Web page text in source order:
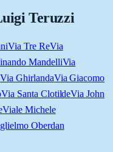
Teruzzi
Via Tre ReVia
MandelliVia
Via GhirlandaVia Giacomo
Via Santa ClotildeVia John
Viale Michele
Oberdan